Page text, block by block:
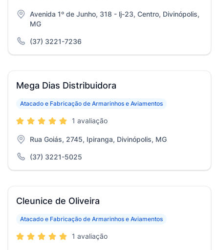
Avenida 1º de Junho, 318 - lj-23, Centro, Divinópolis,
MG
(37) 3221-7236
Mega Dias Distribuidora
Atacado e Fabricação de Armarinhos e Aviamentos
1 avaliação
Rua Goiás, 2745, Ipiranga, Divinópolis, MG
(37) 3221-5025
Cleunice de Oliveira
Atacado e Fabricação de Armarinhos e Aviamentos
1 avaliação